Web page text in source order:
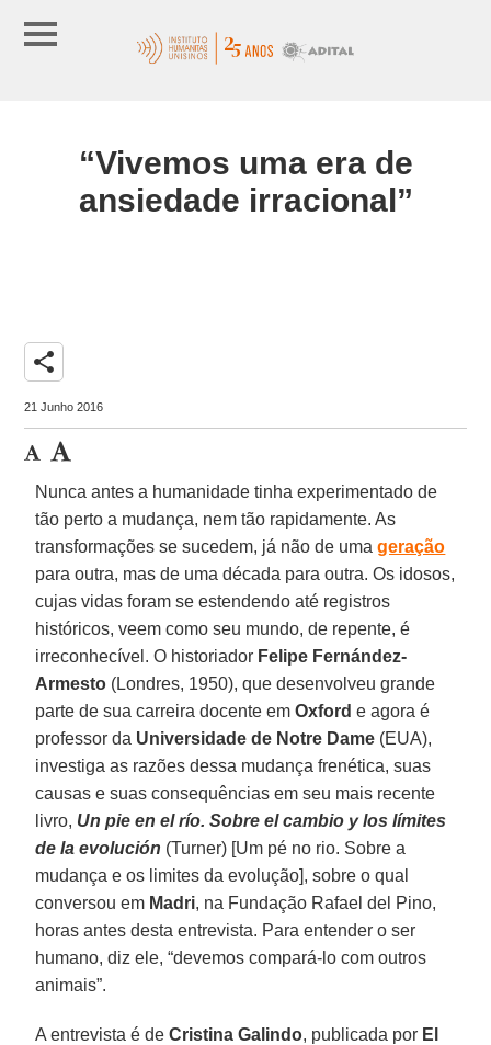
“Vivemos uma era de
ansiedade irracional”
share
21 Junho 2016
Nunca antes a humanidade tinha experimentado de
tão perto a mudança, nem tão rapidamente. As
transformações se sucedem, já não de umageração
para outra, mas de uma década para outra. Os idosos,
cujas vidas foram se estendendo até registros
históricos, veem como seu mundo, de repente, é
irreconhecível. O historiador Felipe Fernández-
Armesto (Londres, 1950), que desenvolveu grande
parte de sua carreira docente emOxford e agora é
professor da Universidade de Notre Dame (EUA),
investiga as razões dessa mudança frenética, suas
causas e suas consequências em seu mais recente
livro, Un pie en el río. Sobre el cambio y los límites
de la evolución (Turner) [Um pé no rio. Sobre a
mudança e os limites da evolução], sobre o qual
conversou em Madri, na Fundação Rafael del Pino,
horas antes desta entrevista. Para entender o ser
humano, diz ele, “devemos compará-lo com outros
animais”.
A entrevista é deCristina Galindo, publicada por El